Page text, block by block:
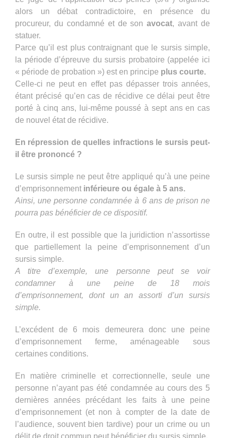
alors un débat contradictoire, en présence du
procureur, du condamné et de sonavocat, avant de
statuer.
Parce qu’il est plus contraignant que le sursis simple,
la période d’épreuve du sursis probatoire (appelée ici
« période de probation ») est en principe plus courte.
Celle-ci ne peut en effet pas dépasser trois années,
étant précisé qu’en cas de récidive ce délai peut être
porté à cinq ans, lui-même poussé à sept ans en cas
de nouvel état de récidive.
En répression de quelles infractions le sursis peut-
il être prononcé ?
Le sursis simple ne peut être appliqué qu’à une peine
d’emprisonnement inférieure ou égale à 5 ans.
Ainsi, une personne condamnée à 6 ans de prison ne
pourra pas bénéficier de ce dispositif.
En outre, il est possible que la juridiction n’assortisse
que partiellement la peine d’emprisonnement d’un
sursis simple.
A titre d’exemple, une personne peut se voir
condamner à une peine de 18 mois
d’emprisonnement, dont un an assorti d’un sursis
simple.
L’excédent de 6 mois demeurera donc une peine
d’emprisonnement ferme, aménageable sous
certaines conditions.
En matière criminelle et correctionnelle, seule une
personne n’ayant pas été condamnée au cours des 5
dernières années précédant les faits à une peine
d’emprisonnement (et non à compter de la date de
l’audience, souvent bien tardive) pour un crime ou un
délit de droit commun peut bénéficier du sursis simple.